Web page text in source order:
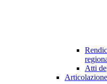
Atti